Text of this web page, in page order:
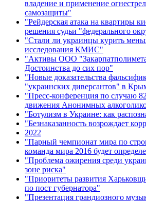
владение и применение
самозащиты"
"Рейдерская атака на квартиры
решения судьи "федерального
"Стали ли украинцы курить
исследования КМИС"
"Активы ООО
Достоинства до сих пор"
"Новые доказательства
"украинских диверсантов" в
"Пресс-конференция по случаю
движения Анонимных
"Ботулизм в Украине: как
"Безнаказанность возрождает
2022
"Парный чемпионат мира по
команда мира 2016 будет
"Проблема ожирения среди
зоне риска"
"Приоритеты развития
по пост губернатора"
"Презентация грандиозного